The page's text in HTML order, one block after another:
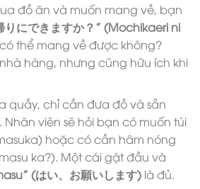
đồ ăn và muốn mang về, bạn
りにできますか？” (Mochikaeri ni
thể mang về được không?
hàng, nhưng cũng hữu ích khi
quầy, chỉ cần đưa đồ và sẵn
viên sẽ hỏi bạn có muốn túi
hoặc có cần hâm nóng
ka?). Một cái gật đầu và
(はい、お願いします)là đủ.